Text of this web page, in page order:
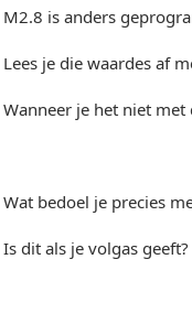
M2.8 is anders
Lees je die waardes af
Wanneer je het niet met
Wat bedoel je precies
Is dit als je volgas